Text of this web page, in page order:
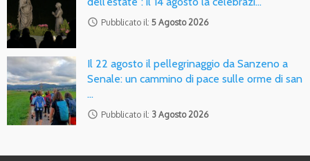
access_time Pubblicato il: 5 Agosto 2026
Il 22 agosto il pellegrinaggio da Sanzeno a
Senale: un cammino di pace sulle orme di san
…
access_time Pubblicato il: 3 Agosto 2026